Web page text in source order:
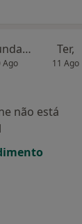
Segunda-feira
Ago
Ter,
11 Ago
não está